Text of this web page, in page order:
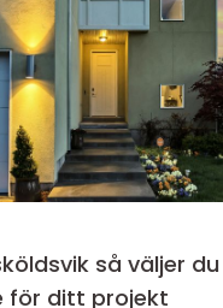
väljer du rätt
för ditt projekt